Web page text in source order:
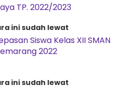
TP. 2022/2023
ini sudah lewat
Siswa Kelas XII SMAN
2022
ini sudah lewat